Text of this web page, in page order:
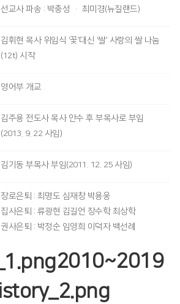
선교사 파송 : 박충성 · 최미경(뉴질랜드)
김휘현 목사 위임식 ‘꽃’대신 ‘쌀’ 사랑의 쌀 나눔
(12t) 시작
영어부 개교
김주용 전도사 목사 안수 후 부목사로 부임
(2013. 9. 22 사임)
김기동 부목사 부임(2011. 12. 25 사임)
장로은퇴 : 최명도 심재창 박용웅
집사은퇴 : 류광현 김길언 장수학 최상학
권사은퇴 : 박정순 임영희 이덕자 백선례
2010~2019